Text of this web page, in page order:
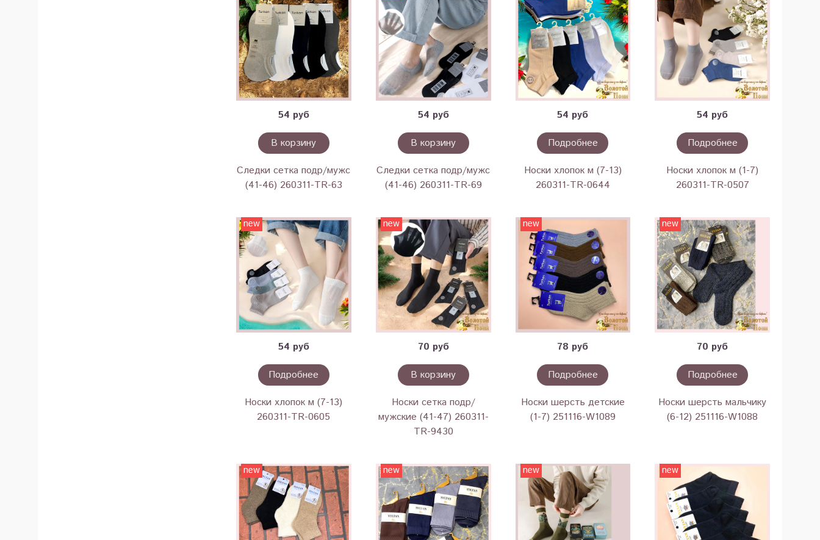
54 руб
В корзину
Следки сетка подр/мужс
(41-46) 260311-TR-63
54 руб
В корзину
Следки сетка подр/мужс
(41-46) 260311-TR-69
54 руб
Подробнее
Носки хлопок м (7-13)
260311-TR-0644
54 руб
Подробнее
Носки хлопок м (1-7)
260311-TR-0507
new
54 руб
Подробнее
Носки хлопок м (7-13)
260311-TR-0605
new
70 руб
В корзину
Носки сетка подр/
мужские (41-47) 260311-
TR-9430
new
78 руб
Подробнее
Носки шерсть детские
(1-7) 251116-W1089
new
70 руб
Подробнее
Носки шерсть мальчику
(6-12) 251116-W1088
new new new new